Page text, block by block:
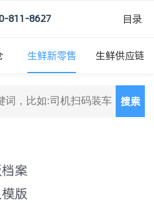
811-8627 目录
生鲜新零售 生鲜供应链
搜索
案
版